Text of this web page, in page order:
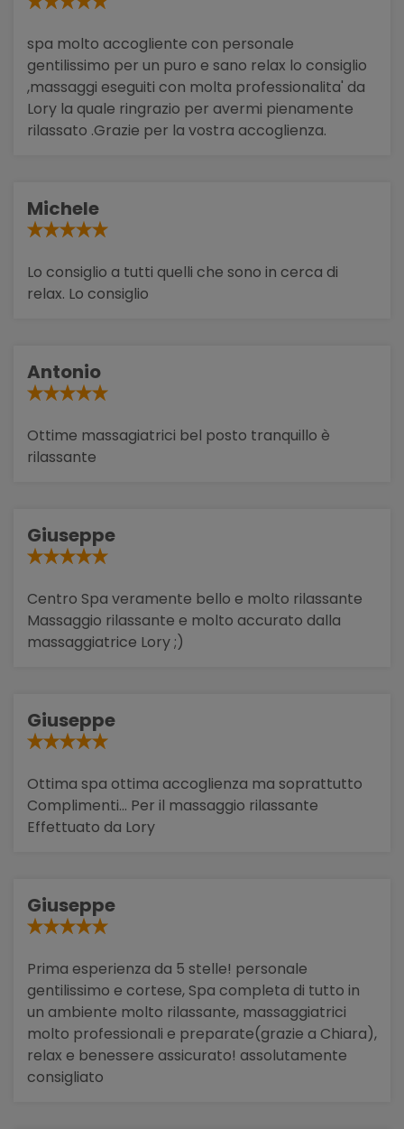
spa molto accogliente con personale
gentilissimo per un puro e sano relax lo consiglio
,massaggi eseguiti con molta professionalita' da
Lory la quale ringrazio per avermi pienamente
rilassato .Grazie per la vostra accoglienza.
Michele
Lo consiglio a tutti quelli che sono in cerca di
relax. Lo consiglio
Antonio
Ottime massagiatrici bel posto tranquillo è
rilassante
Giuseppe
Centro Spa veramente bello e molto rilassante
Massaggio rilassante e molto accurato dalla
massaggiatrice Lory ;)
Giuseppe
Ottima spa ottima accoglienza ma soprattutto
Complimenti... Per il massaggio rilassante
Effettuato da Lory
Giuseppe
Prima esperienza da 5 stelle! personale
gentilissimo e cortese, Spa completa di tutto in
un ambiente molto rilassante, massaggiatrici
molto professionali e preparate(grazie a Chiara),
relax e benessere assicurato! assolutamente
consigliato